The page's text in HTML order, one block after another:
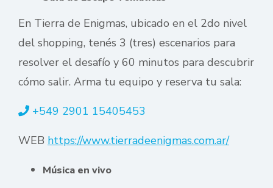
En Tierra de Enigmas, ubicado en el 2do nivel
del shopping, tenés 3 (tres) escenarios para
resolver el desafío y 60 minutos para descubrir
cómo salir. Arma tu equipo y reserva tu sala:
+549 2901 15405453
WEB https://www.tierradeenigmas.com.ar/
Música en vivo